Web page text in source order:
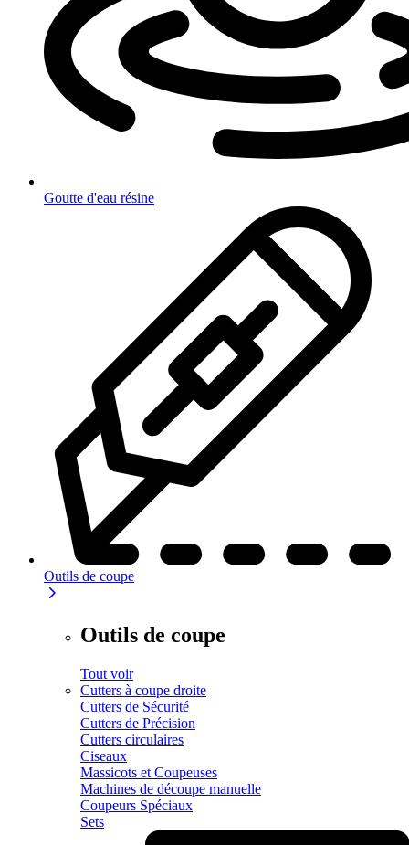
Goutte d'eau résine
Outils de coupe
Outils de coupe
Tout voir
Cutters à coupe droite
Cutters de Sécurité
Cutters de Précision
Cutters circulaires
Ciseaux
Massicots et Coupeuses
Machines de découpe manuelle
Coupeurs Spéciaux
Sets